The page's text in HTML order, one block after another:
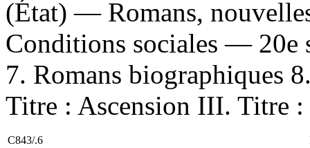
(État) — Romans,
Conditions sociales — 20e
7. Romans biographiques
Titre : Ascension III. Titre
C843/.6